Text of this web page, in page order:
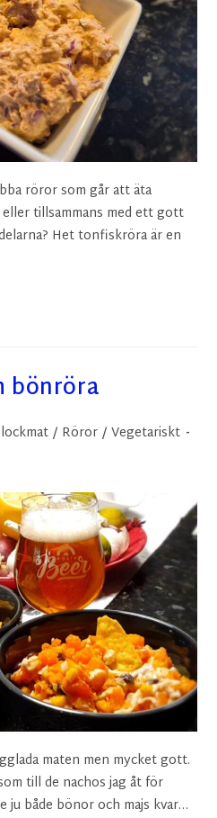
röror som går att äta
tillsammans med ett gott
Het tonfiskröra är en
bönröra
/ Röror / Vegetariskt
maten men mycket gott.
till de nachos jag åt för
ju både bönor och majs kvar…